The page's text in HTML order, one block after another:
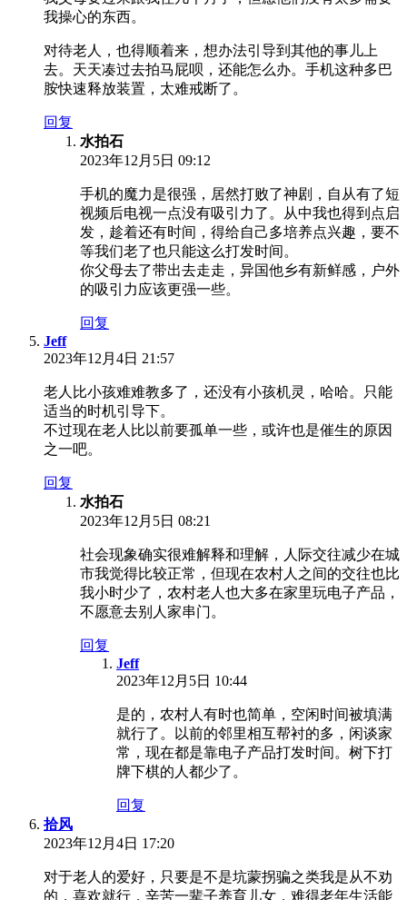
我操心的东西。
对待老人，也得顺着来，想办法引导到其他的事儿上
去。天天凑过去拍马屁呗，还能怎么办。手机这种多巴
胺快速释放装置，太难戒断了。
回复
水拍石
2023年12月5日 09:12
手机的魔力是很强，居然打败了神剧，自从有了短
视频后电视一点没有吸引力了。从中我也得到点启
发，趁着还有时间，得给自己多培养点兴趣，要不
等我们老了也只能这么打发时间。
你父母去了带出去走走，异国他乡有新鲜感，户外
的吸引力应该更强一些。
回复
Jeff
2023年12月4日 21:57
老人比小孩难难教多了，还没有小孩机灵，哈哈。只能
适当的时机引导下。
不过现在老人比以前要孤单一些，或许也是催生的原因
之一吧。
回复
水拍石
2023年12月5日 08:21
社会现象确实很难解释和理解，人际交往减少在城
市我觉得比较正常，但现在农村人之间的交往也比
我小时少了，农村老人也大多在家里玩电子产品，
不愿意去别人家串门。
回复
Jeff
2023年12月5日 10:44
是的，农村人有时也简单，空闲时间被填满
就行了。以前的邻里相互帮衬的多，闲谈家
常，现在都是靠电子产品打发时间。树下打
牌下棋的人都少了。
回复
拾风
2023年12月4日 17:20
对于老人的爱好，只要是不是坑蒙拐骗之类我是从不劝
的，喜欢就行，辛苦一辈子养育儿女，难得老年生活能